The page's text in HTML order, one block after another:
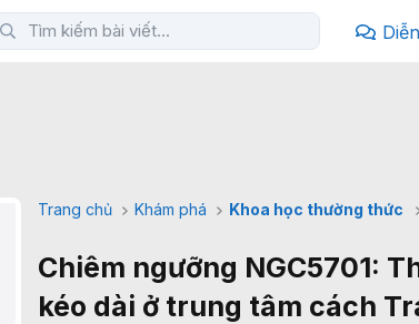
Trang chủ Khám phá Khoa học thường thức
Chiêm ngưỡng NGC5701:
kéo dài ở trung tâm cách